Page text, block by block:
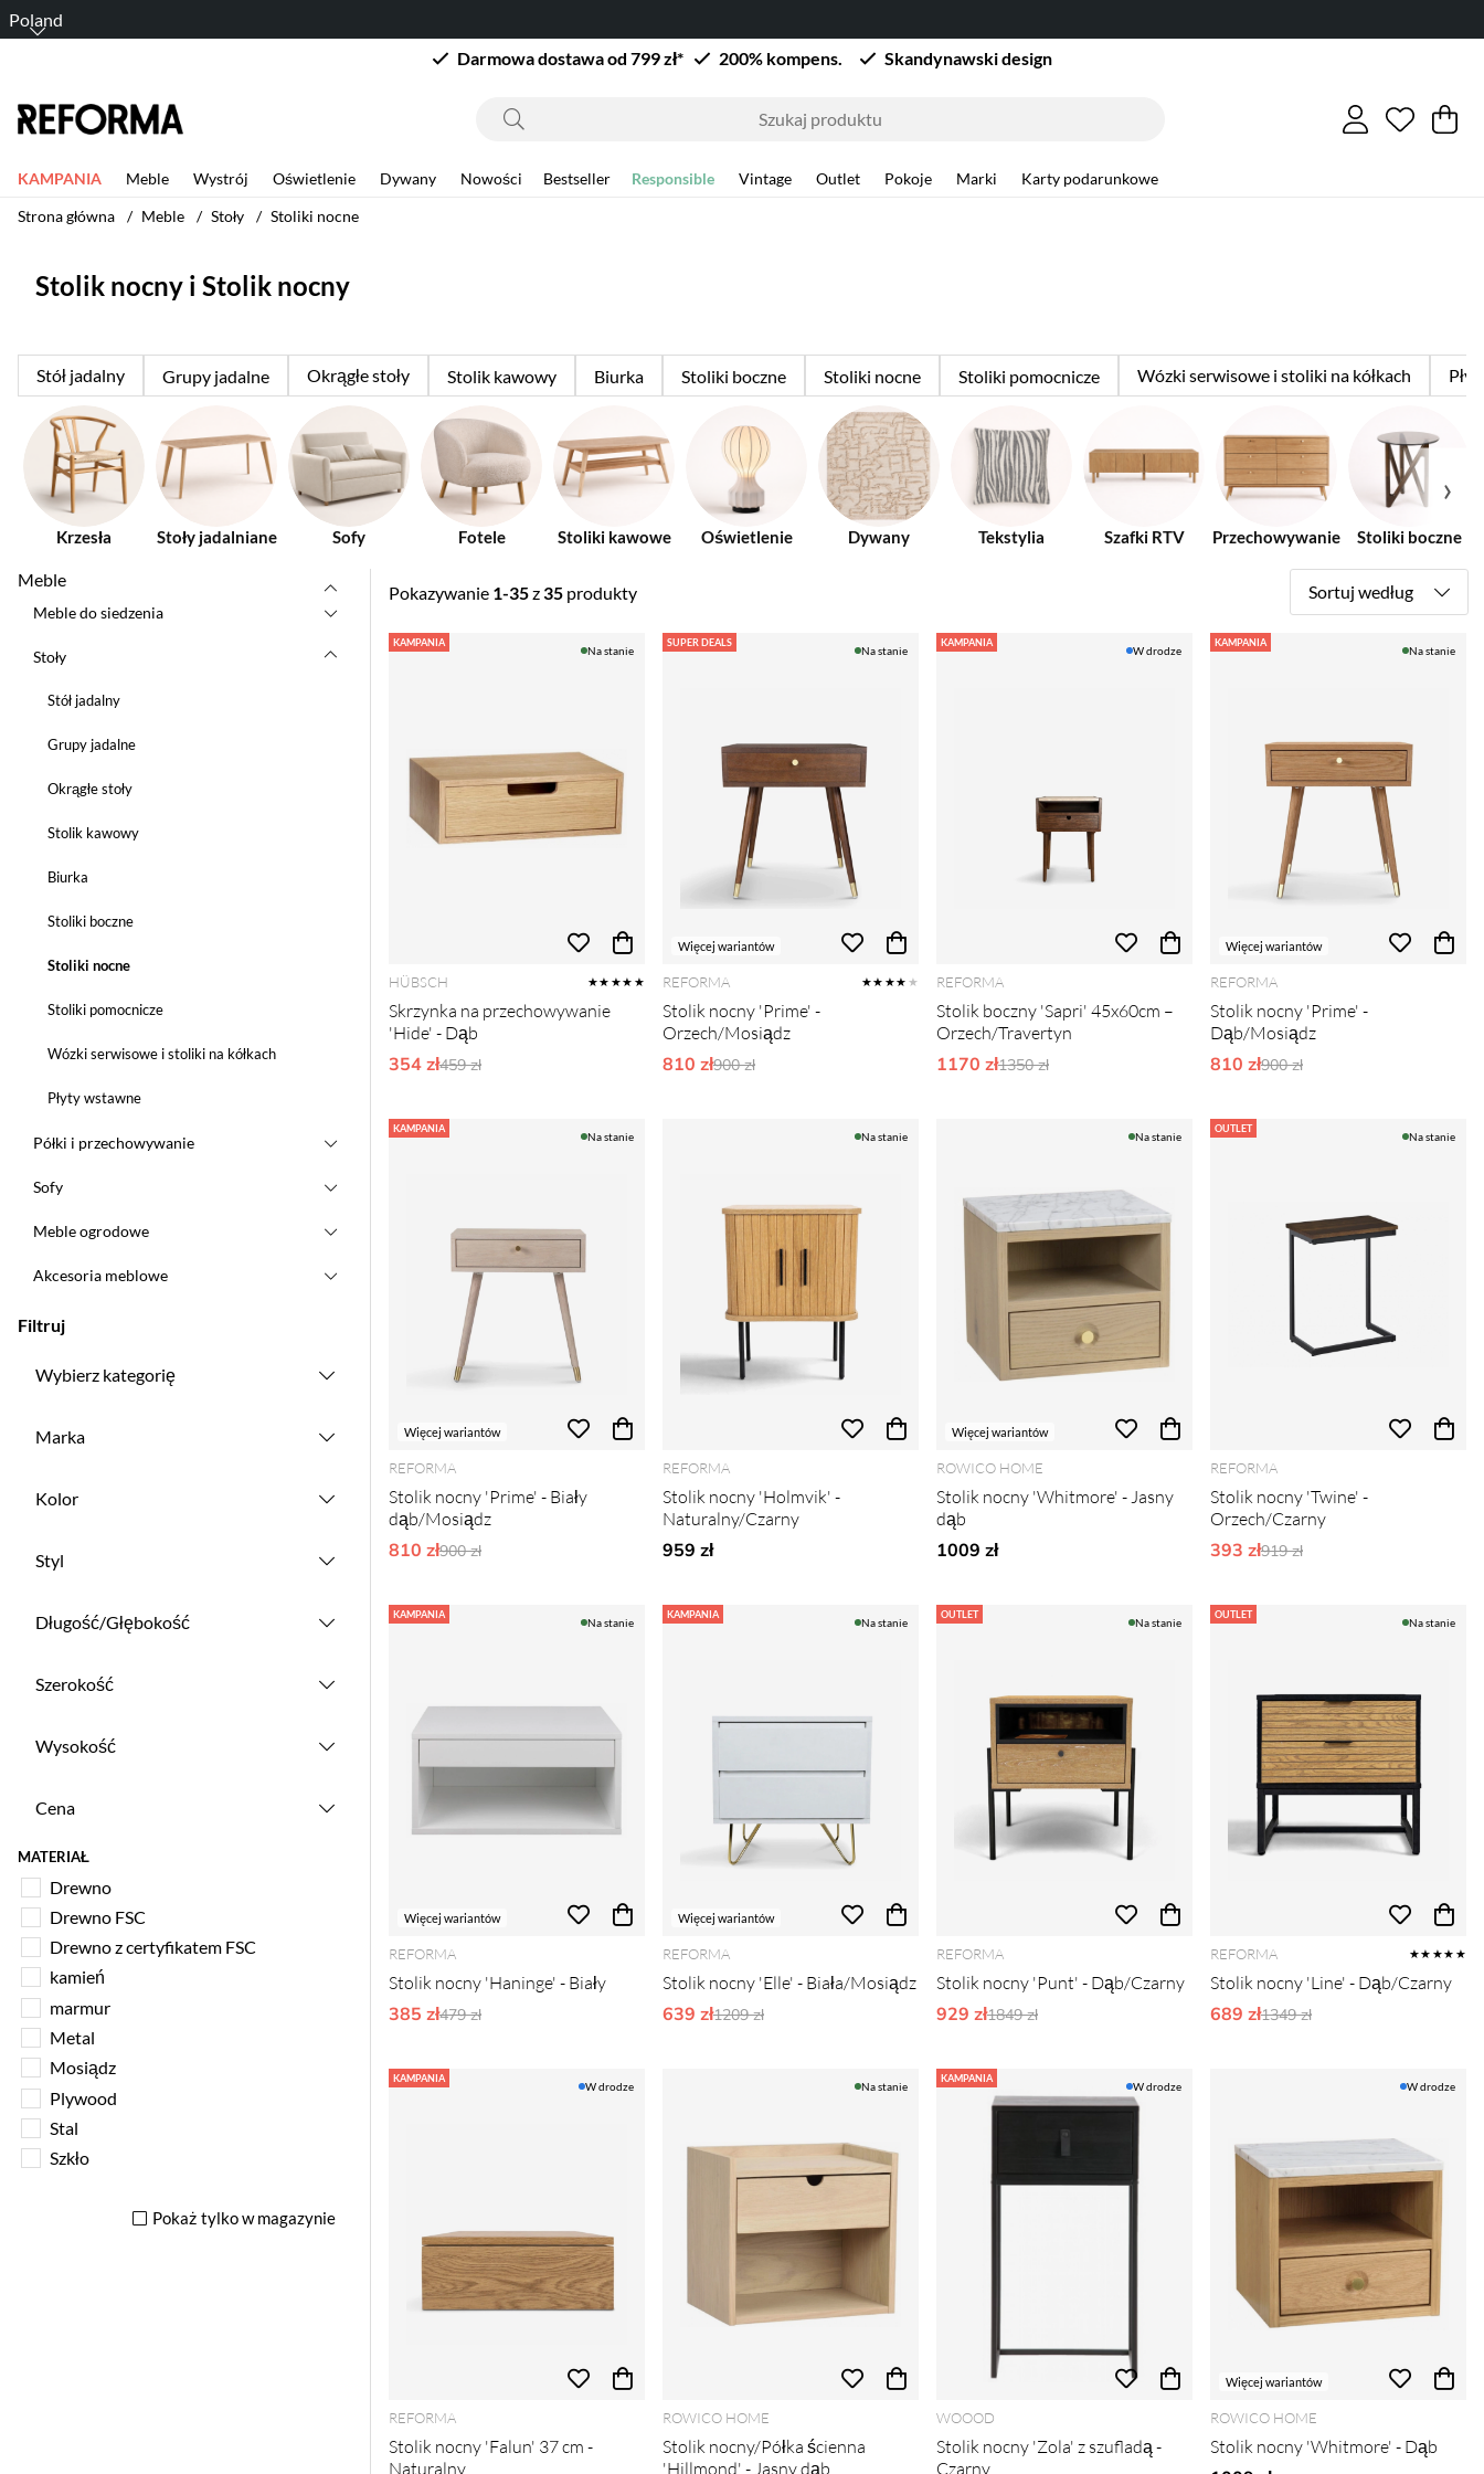
Poland
Darmowa dostawa od 799 zł*
200% kompens. Skandynawski design
Lista
Liczba
. .
KAMPANIA Meble Wystrój Oświetlenie Dywany Nowości Bestseller Responsible Vintage Outlet Pokoje Marki
Karty podarunkowe
Strona główna
Meble Stoły Stoliki nocne
Stolik nocny i Stolik nocny
Stół jadalny Grupy jadalne Okrągłe stoły Stolik kawowy Biurka Stoliki boczne Stoliki nocne Stoliki pomocnicze Wózki serwisowe i stoliki na kółkach
Krzesła Stoły jadalniane Sofy Fotele Stoliki kawowe Oświetlenie Dywany Tekstylia Szafki RTV Przechowywanie Stoliki boczne
Meble
Meble do siedzenia
Stoły
Stół jadalny
Grupy jadalne
Okrągłe stoły
Stolik kawowy
Biurka
Stoliki boczne
Stoliki nocne
Stoliki pomocnicze
Wózki serwisowe i stoliki na kółkach
Płyty wstawne
Półki i przechowywanie
Sofy
Meble ogrodowe
Akcesoria meblowe
Filtruj
Wybierz kategorię
Marka
Kolor
Styl
Długość/Głębokość
Szerokość
Wysokość
Cena
MATERIAŁ
Drewno
Drewno FSC
Drewno z certyfikatem FSC
kamień
marmur
Metal
Mosiądz
Plywood
Stal
Szkło
Pokaż tylko w magazynie
Pokazywanie 1-35z35 produkty Sortuj według
Produkty
KAMPANIA
Na stanie
HÜBSCH ★★★★★
Skrzynka na przechowywanie
'Hide' - Dąb
354 złOrdynarne ceny:
459 zł
SUPER DEALS
Więcej wariantów
Na stanie
REFORMA ★★★★ ★
Stolik nocny 'Prime' -
Orzech/Mosiądz
810 złOrdynarne ceny:
900 zł
KAMPANIA
W drodze
REFORMA
Stolik boczny 'Sapri' 45x60cm –
Orzech/Travertyn
1170 złOrdynarne ceny:
1350 zł
KAMPANIA
Więcej wariantów
Na stanie
REFORMA
Stolik nocny 'Prime' -
Dąb/Mosiądz
810 złOrdynarne ceny:
900 zł
KAMPANIA
Więcej wariantów
Na stanie
REFORMA
Stolik nocny 'Prime' - Biały
dąb/Mosiądz
810 złOrdynarne ceny:
900 zł
Na stanie
REFORMA
Stolik nocny 'Holmvik' -
Naturalny/Czarny
959 zł
Więcej wariantów
Na stanie
ROWICO HOME
Stolik nocny 'Whitmore' - Jasny
dąb
1009 zł
OUTLET
Na stanie
REFORMA
Stolik nocny 'Twine' -
Orzech/Czarny
393 złOrdynarne ceny:
919 zł
KAMPANIA
Więcej wariantów
Na stanie
REFORMA
Stolik nocny 'Haninge' - Biały
385 złOrdynarne ceny:
479 zł
KAMPANIA
Więcej wariantów
Na stanie
REFORMA
Stolik nocny 'Elle' - Biała/Mosiądz
639 złOrdynarne ceny:
1209 zł
OUTLET
Na stanie
REFORMA
Stolik nocny 'Punt' - Dąb/Czarny
929 złOrdynarne ceny:
1849 zł
OUTLET
Na stanie
REFORMA ★★★★★
Stolik nocny 'Line' - Dąb/Czarny
689 złOrdynarne ceny:
1349 zł
KAMPANIA
W drodze
REFORMA
Stolik nocny 'Falun' 37 cm -
Naturalny
Na stanie
ROWICO HOME
Stolik nocny/Półka ścienna
'Hillmond' - Jasny dąb
KAMPANIA
W drodze
WOOOD
Stolik nocny 'Zola' z szufladą -
Czarny
Więcej wariantów
W drodze
ROWICO HOME
Stolik nocny 'Whitmore' - Dąb